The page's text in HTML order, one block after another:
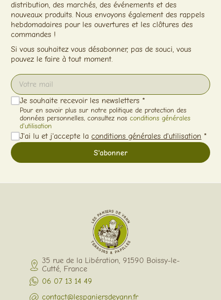
distribution, des marchés, des événements et des
nouveaux produits. Nous envoyons également des rappels
hebdomadaires pour les ouvertures et les clôtures des
commandes !
Si vous souhaitez vous désabonner, pas de souci, vous
pouvez le faire à tout moment.
Je souhaite recevoir les newsletters *
Pour en savoir plus sur notre politique de protection des
données personnelles, consultez nosconditions générales
d'utilisation
J'ai lu et j'accepte laconditions générales d'utilisation *
35 rue de la Libération, 91590 Boissy-le-
Cutté, France
06 07 13 14 49
contact@lespaniersdeyann.fr